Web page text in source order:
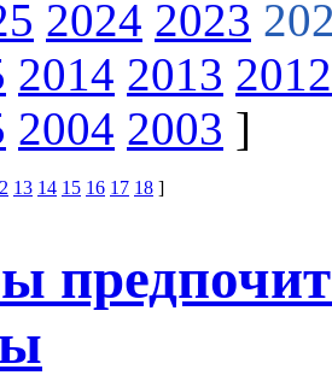
2024 2023
2014 2013 2012
2004 2003 ]
13 14 15 16 17 18 ]